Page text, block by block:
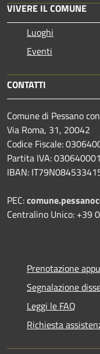
VIVERE IL COMUNE
Luoghi
Eventi
CONTATTI
Comune di Pessano
Via Roma, 31, 20042
Codice Fiscale:
Partita IVA:
IBAN:
PEC:
Centralino Unico: +39
Prenotazione
Segnalazione
Leggi le FAQ
Richiesta